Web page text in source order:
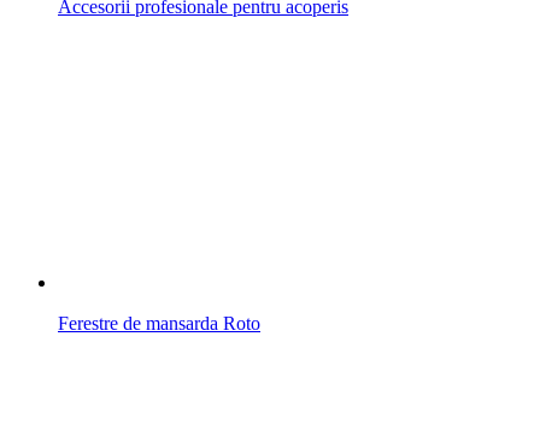
Accesorii profesionale pentru acoperis
Ferestre de mansarda Roto